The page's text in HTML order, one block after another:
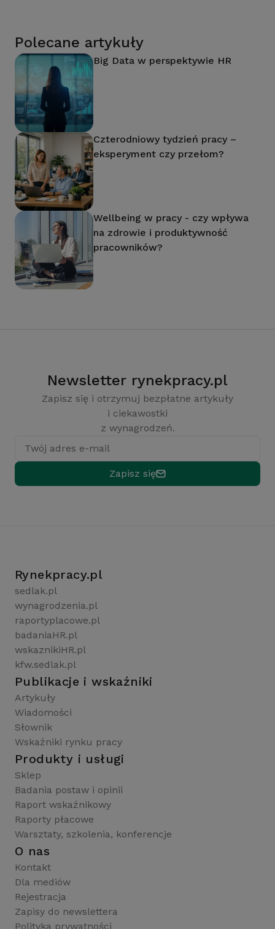
Polecane artykuły
Big Data w perspektywie HR
Czterodniowy tydzień pracy –
eksperyment czy przełom?
Wellbeing w pracy - czy wpływa
na zdrowie i produktywność
pracowników?
Newsletter rynekpracy.pl
Zapisz się i otrzymuj bezpłatne artykuły
i ciekawostki
z wynagrodzeń.
Twój adres e-mail
Zapisz się
Rynekpracy.pl
sedlak.pl
wynagrodzenia.pl
raportyplacowe.pl
badaniaHR.pl
wskaznikiHR.pl
kfw.sedlak.pl
Publikacje i wskaźniki
Artykuły
Wiadomości
Słownik
Wskaźniki rynku pracy
Produkty i usługi
Sklep
Badania postaw i opinii
Raport wskaźnikowy
Raporty płacowe
Warsztaty, szkolenia, konferencje
O nas
Kontakt
Dla mediów
Rejestracja
Zapisy do newslettera
Polityka prywatności